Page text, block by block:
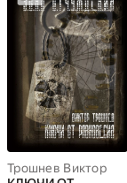
Трошнев Виктор